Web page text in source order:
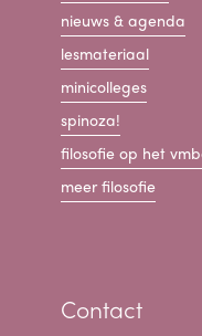
nieuws & agenda
lesmateriaal
minicolleges
spinoza!
filosofie op het
meer filosofie
Contact